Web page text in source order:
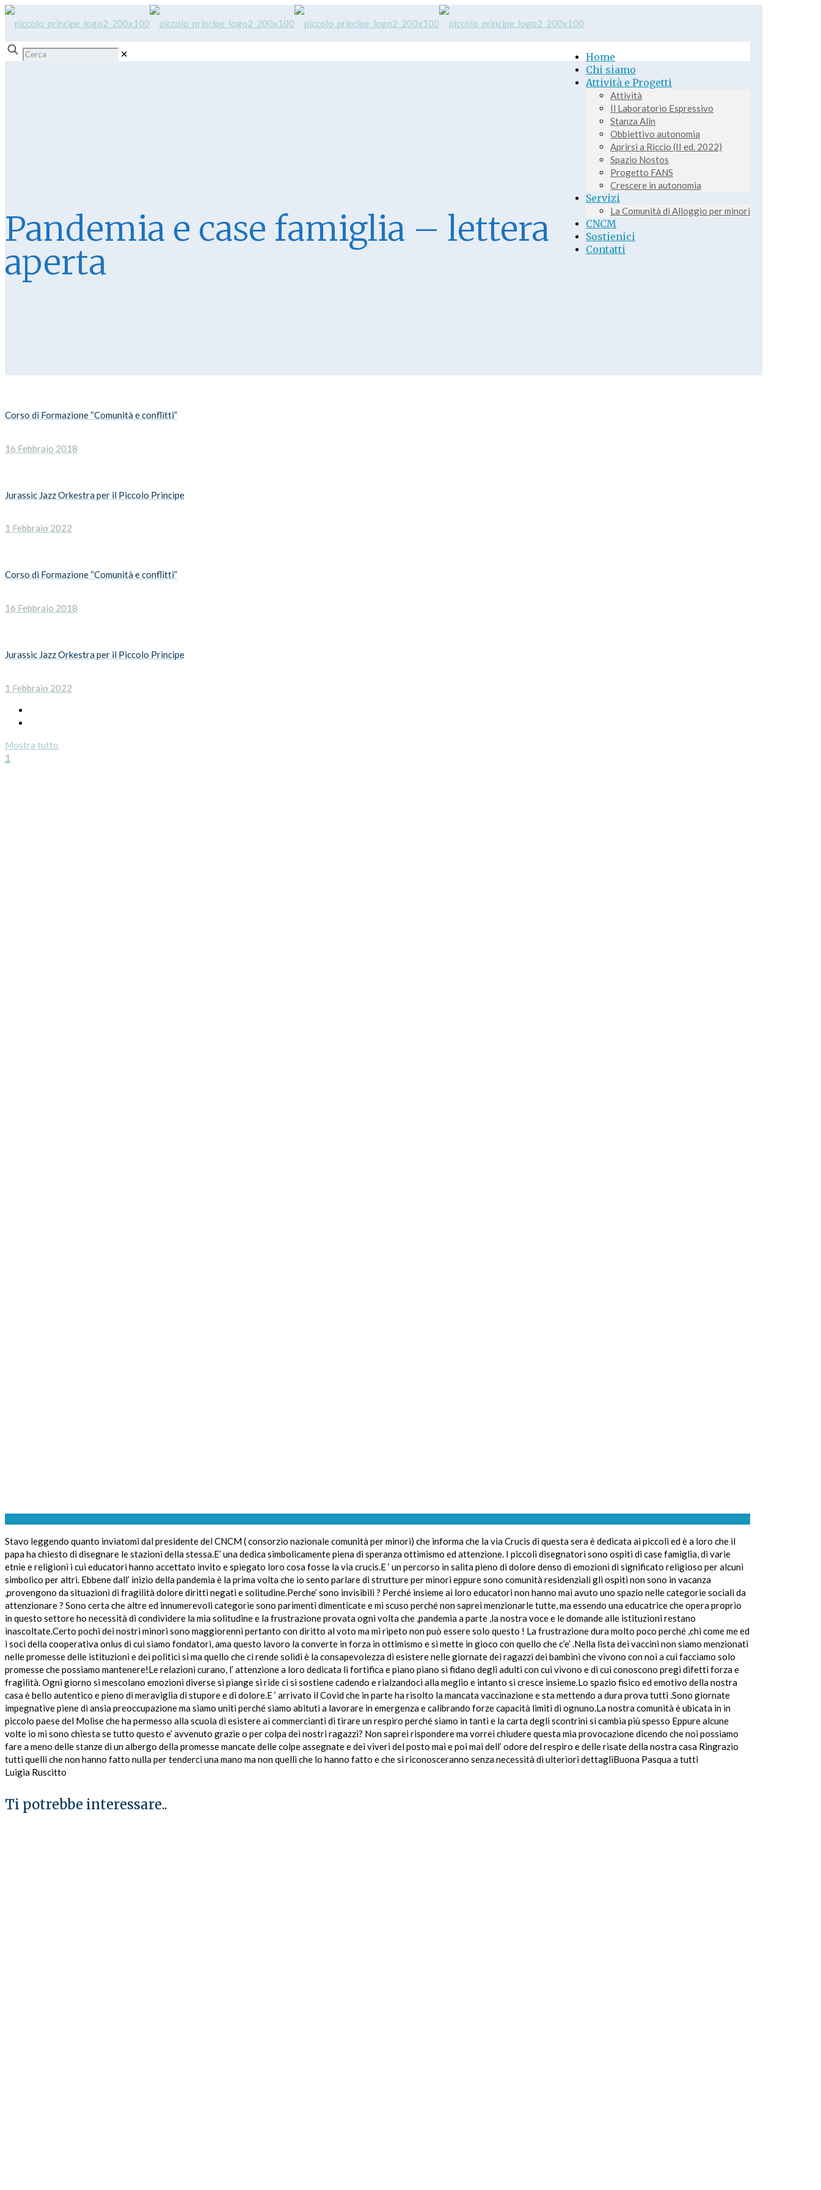
Home
Chi siamo
Attività e Progetti
Attività
Il Laboratorio Espressivo
Stanza Alin
Obbiettivo autonomia
Aprirsi a Riccio (II ed. 2022)
Spazio Nostos
Progetto FANS
Crescere in autonomia
Servizi
La Comunità di Alloggio per minori
CNCM
Sostienici
Contatti
✕
Pandemia e case famiglia – lettera
aperta
Corso di Formazione “Comunità e conflitti”
16 Febbraio 2018
Jurassic Jazz Orkestra per il Piccolo Principe
1 Febbraio 2022
Corso di Formazione “Comunità e conflitti”
16 Febbraio 2018
Jurassic Jazz Orkestra per il Piccolo Principe
1 Febbraio 2022
Mostra tutto
1
Stavo leggendo quanto inviatomi dal presidente del CNCM ( consorzio nazionale comunità per minori) che informa che la via Crucis di questa sera è dedicata ai piccoli ed è a loro che il
papa ha chiesto di disegnare le stazioni della stessa.E’ una dedica simbolicamente piena di speranza ottimismo ed attenzione. I piccoli disegnatori sono ospiti di case famiglia, di varie
etnie e religioni i cui educatori hanno accettato invito e spiegato loro cosa fosse la via crucis.E ‘ un percorso in salita pieno di dolore denso di emozioni di significato religioso per alcuni
simbolico per altri. Ebbene dall’ inizio della pandemia è la prima volta che io sento parlare di strutture per minori eppure sono comunità residenziali gli ospiti non sono in vacanza
,provengono da situazioni di fragilità dolore diritti negati e solitudine.Perche’ sono invisibili ? Perché insieme ai loro educatori non hanno mai avuto uno spazio nelle categorie sociali da
attenzionare ? Sono certa che altre ed innumerevoli categorie sono parimenti dimenticate e mi scuso perché non saprei menzionarle tutte, ma essendo una educatrice che opera proprio
in questo settore ho necessità di condividere la mia solitudine e la frustrazione provata ogni volta che ,pandemia a parte ,la nostra voce e le domande alle istituzioni restano
inascoltate.Certo pochi dei nostri minori sono maggiorenni pertanto con diritto al voto ma mi ripeto non può essere solo questo ! La frustrazione dura molto poco perché ,chi come me ed
i soci della cooperativa onlus di cui siamo fondatori, ama questo lavoro la converte in forza in ottimismo e si mette in gioco con quello che c’e’ .Nella lista dei vaccini non siamo menzionati
nelle promesse delle istituzioni e dei politici si ma quello che ci rende solidi è la consapevolezza di esistere nelle giornate dei ragazzi dei bambini che vivono con noi a cui facciamo solo
promesse che possiamo mantenere!Le relazioni curano, l’ attenzione a loro dedicata li fortifica e piano piano si fidano degli adulti con cui vivono e di cui conoscono pregi difetti forza e
fragilità. Ogni giorno si mescolano emozioni diverse si piange si ride ci si sostiene cadendo e rialzandoci alla meglio e intanto si cresce insieme.Lo spazio fisico ed emotivo della nostra
casa è bello autentico e pieno di meraviglia di stupore e di dolore.E ‘ arrivato il Covid che in parte ha risolto la mancata vaccinazione e sta mettendo a dura prova tutti .Sono giornate
impegnative piene di ansia preoccupazione ma siamo uniti perché siamo abituti a lavorare in emergenza e calibrando forze capacità limiti di ognuno.La nostra comunità è ubicata in in
piccolo paese del Molise che ha permesso alla scuola di esistere ai commercianti di tirare un respiro perché siamo in tanti e la carta degli scontrini si cambia più spesso Eppure alcune
volte io mi sono chiesta se tutto questo e’ avvenuto grazie o per colpa dei nostri ragazzi? Non saprei rispondere ma vorrei chiudere questa mia provocazione dicendo che noi possiamo
fare a meno delle stanze di un albergo della promesse mancate delle colpe assegnate e dei viveri del posto mai e poi mai dell’ odore del respiro e delle risate della nostra casa Ringrazio
tutti quelli che non hanno fatto nulla per tenderci una mano ma non quelli che lo hanno fatto e che si riconosceranno senza necessità di ulteriori dettagliBuona Pasqua a tutti
Luigia Ruscitto
Ti potrebbe interessare..